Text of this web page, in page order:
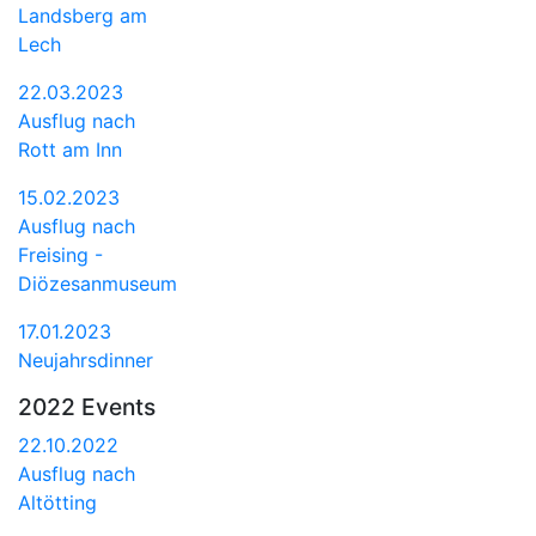
Landsberg am
Lech
22.03.2023
Ausflug nach
Rott am Inn
15.02.2023
Ausflug nach
Freising -
Diözesanmuseum
17.01.2023
Neujahrsdinner
2022 Events
22.10.2022
Ausflug nach
Altötting